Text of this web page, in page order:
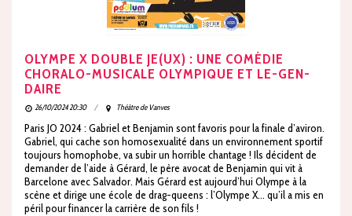
OLYMPE X DOUBLE JE(UX) : UNE COMÉDIE
CHORALO-MUSICALE OLYMPIQUE ET LE-GEN-
DAIRE
26/10/2024 20:30 Théâtre de Vanves
Paris JO 2024 : Gabriel et Benjamin sont favoris pour la finale d’aviron.
Gabriel, qui cache son homosexualité dans un environnement sportif
toujours homophobe, va subir un horrible chantage ! Ils décident de
demander de l’aide à Gérard, le père avocat de Benjamin qui vit à
Barcelone avec Salvador. Mais Gérard est aujourd’hui Olympe à la
scène et dirige une école de drag-queens : l’Olympe X… qu’il a mis en
péril pour financer la carrière de son fils !